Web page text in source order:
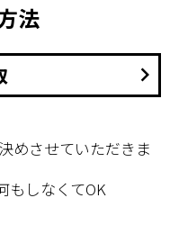
法
keyboard_arrow_right
めさせていただきま
もしなくてOK